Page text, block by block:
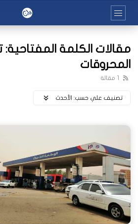
مقالات الكلمة المفتاحية:
المحروقات
1 مقالة
تصنيف علي حسب: اﻷحدث